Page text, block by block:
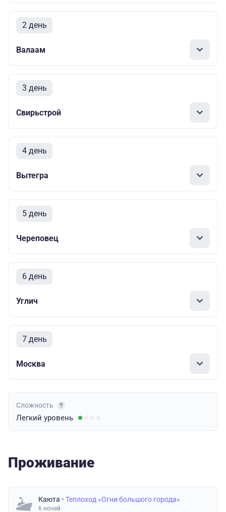
2 день
Валаам
3 день
Свирьстрой
4 день
Вытегра
5 день
Череповец
6 день
Углич
7 день
Москва
Сложность
Легкий уровень
Проживание
Каюта • Теплоход «Огни большого города»
6 ночей